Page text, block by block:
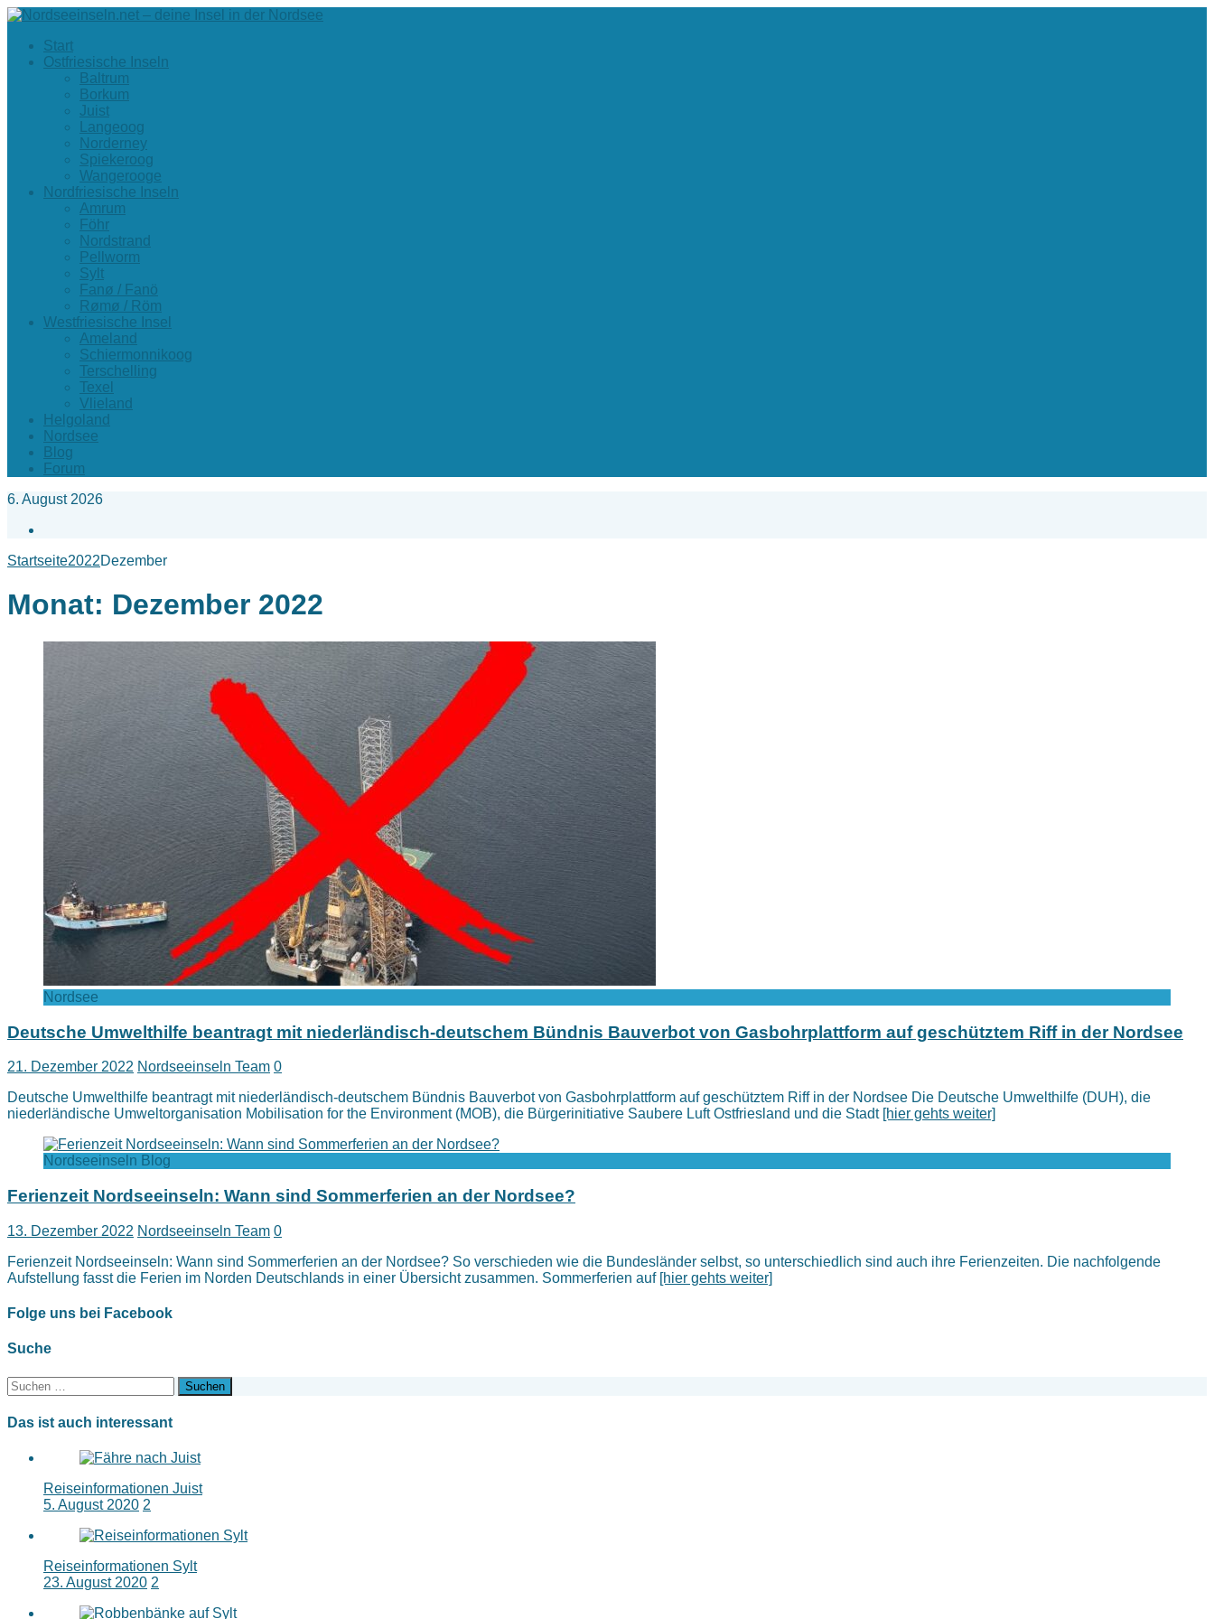
Start
Ostfriesische Inseln
Baltrum
Borkum
Juist
Langeoog
Norderney
Spiekeroog
Wangerooge
Nordfriesische Inseln
Amrum
Föhr
Nordstrand
Pellworm
Sylt
Fanø / Fanö
Rømø / Röm
Westfriesische Insel
Ameland
Schiermonnikoog
Terschelling
Texel
Vlieland
Helgoland
Nordsee
Blog
Forum
6. August 2026
Startseite2022Dezember
Monat: Dezember 2022
Nordsee
Deutsche Umwelthilfe beantragt mit niederländisch-deutschem Bündnis Bauverbot von Gasbohrplattform auf geschütztem Riff in der Nordsee
21. Dezember 2022 Nordseeinseln Team 0
Deutsche Umwelthilfe beantragt mit niederländisch-deutschem Bündnis Bauverbot von Gasbohrplattform auf geschütztem Riff in der Nordsee Die Deutsche Umwelthilfe (DUH), die
niederländische Umweltorganisation Mobilisation for the Environment (MOB), die Bürgerinitiative Saubere Luft Ostfriesland und die Stadt [hier gehts weiter]
Nordseeinseln Blog
Ferienzeit Nordseeinseln: Wann sind Sommerferien an der Nordsee?
13. Dezember 2022 Nordseeinseln Team 0
Ferienzeit Nordseeinseln: Wann sind Sommerferien an der Nordsee? So verschieden wie die Bundesländer selbst, so unterschiedlich sind auch ihre Ferienzeiten. Die nachfolgende
Aufstellung fasst die Ferien im Norden Deutschlands in einer Übersicht zusammen. Sommerferien auf [hier gehts weiter]
Folge uns bei Facebook
Suche
Suchen
nach:
Das ist auch interessant
Reiseinformationen Juist
5. August 2020 2
Reiseinformationen Sylt
23. August 2020 2